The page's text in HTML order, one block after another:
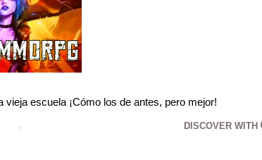
escuela ¡Cómo los de antes, pero mejor!
DISCOVER WITH